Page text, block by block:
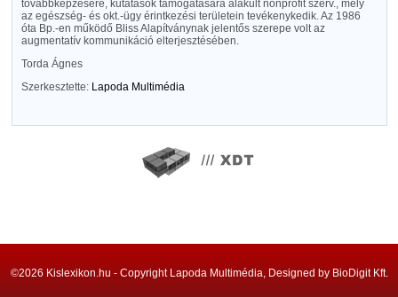
továbbképzésére, kutatások támogatására alakult nonprofit szerv., mely
az egészség- és okt.-ügy érintkezési területein tevékenykedik. Az 1986
óta Bp.-en működő Bliss Alapítványnak jelentős szerepe volt az
augmentatív kommunikáció elterjesztésében.
Torda Ágnes
Szerkesztette: Lapoda Multimédia
©2026 Kislexikon.hu - Copyright Lapoda Multimédia, Designed by BioDigit Kft.